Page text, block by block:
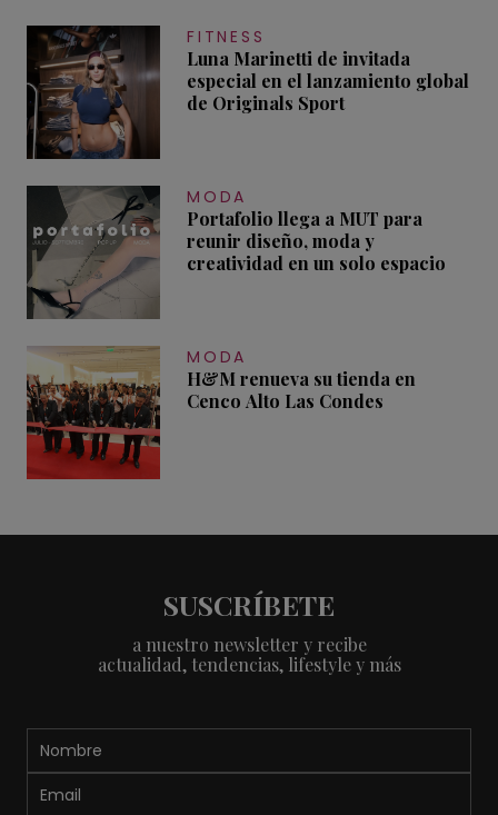
FITNESS
Luna Marinetti de invitada
especial en el lanzamiento global
de Originals Sport
MODA
Portafolio llega a MUT para
reunir diseño, moda y
creatividad en un solo espacio
MODA
H&M renueva su tienda en
Cenco Alto Las Condes
SUSCRÍBETE
a nuestro newsletter y recibe
actualidad, tendencias, lifestyle y más